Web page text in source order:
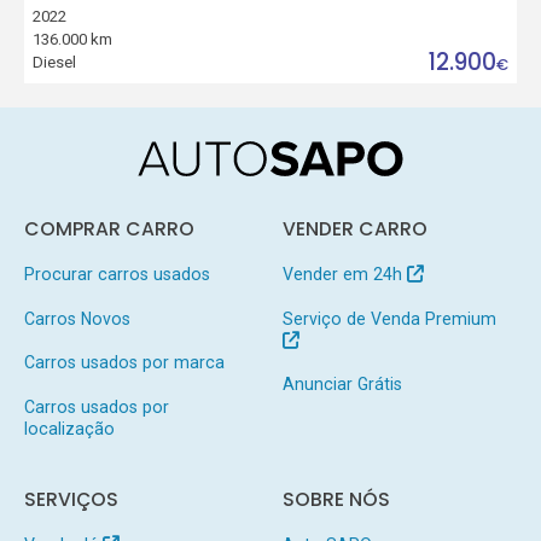
2022
136.000 km
Diesel
12.900€
COMPRAR CARRO
Procurar carros usados
Carros Novos
Carros usados por marca
Carros usados por
localização
VENDER CARRO
Vender em 24h
Serviço de Venda Premium
Anunciar Grátis
SERVIÇOS SOBRE NÓS